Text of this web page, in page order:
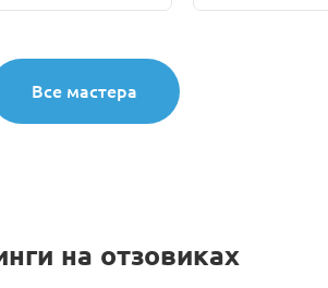
Все мастера
на отзовиках